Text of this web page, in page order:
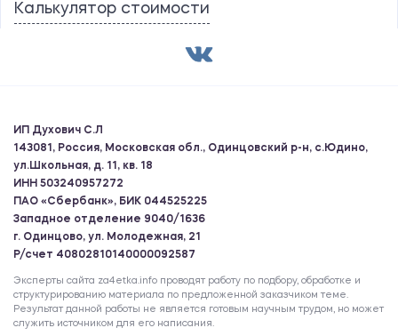
Калькулятор стоимости
ИП Духович С.Л
143081, Россия, Московская обл., Одинцовский р-н, с.Юдино,
ул.Школьная, д. 11, кв. 18
ИНН 503240957272
ПАО «Сбербанк», БИК 044525225
Западное отделение 9040/1636
г. Одинцово, ул. Молодежная, 21
Р/счет 40802810140000092587
Эксперты сайта za4etka.info проводят работу по подбору, обработке и
структурированию материала по предложенной заказчиком теме.
Результат данной работы не является готовым научным трудом, но может
служить источником для его написания.